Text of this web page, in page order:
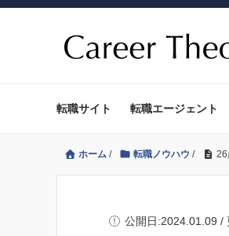
転職サイト 転職エージェント
ホーム / 転職ノウハウ / 26
公開日:2024.01.09 /